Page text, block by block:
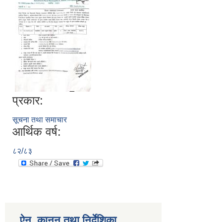
प्रकार:
सूचना तथा समाचार
आर्थिक वर्ष:
८२/८३